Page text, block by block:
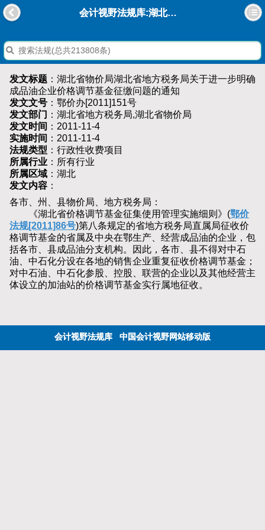
会计视野法规库:湖北省物价局湖北省地方税务局关于进一步明确成品油企业价格调节基金征缴问题的通知
发文标题 ：湖北省物价局湖北省地方税务局关于进一步明确
成品油企业价格调节基金征缴问题的通知
发文文号 ：鄂价办[2011]151号
发文部门 ：湖北省地方税务局,湖北省物价局
发文时间 ：2011-11-4
实施时间 ：2011-11-4
法规类型 ：行政性收费项目
所属行业 ：所有行业
所属区域 ：湖北
发文内容 ：
各市、州、县物价局、地方税务局：
《湖北省价格调节基金征集使用管理实施细则》(鄂价
法规[2011]86号)第八条规定的省地方税务局直属局征收价
格调节基金的省属及中央在鄂生产、经营成品油的企业，包
括各市、县成品油分支机构。因此，各市、县不得对中石
油、中石化分设在各地的销售企业重复征收价格调节基金；
对中石油、中石化参股、控股、联营的企业以及其他经营主
体设立的加油站的价格调节基金实行属地征收。
会计视野法规库 中国会计视野网站移动版